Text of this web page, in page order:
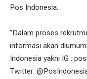
Pos Indonesia.
“Dalam proses
informasi akan
Indonesia yakni IG :
Twitter: